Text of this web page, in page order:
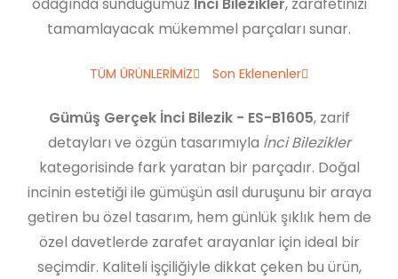
odağında sunduğumuz İnci Bilezikler, zarafetinizi
tamamlayacak mükemmel parçaları sunar.
TÜM ÜRÜNLERİMİZ Son Eklenenler
Gümüş Gerçek İnci Bilezik - ES-B1605, zarif
detayları ve özgün tasarımıyla İnci Bilezikler
kategorisinde fark yaratan bir parçadır. Doğal
incinin estetiği ile gümüşün asil duruşunu bir araya
getiren bu özel tasarım, hem günlük şıklık hem de
özel davetlerde zarafet arayanlar için ideal bir
seçimdir. Kaliteli işçiliğiyle dikkat çeken bu ürün,